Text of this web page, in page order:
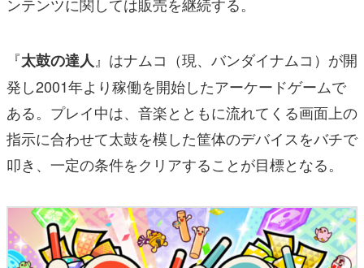
『太鼓の達人 』はナムコ（現、バンダイナムコ）が開
発し2001年より稼働を開始したアーケードゲームで
ある。プレイ中は、音楽とともに流れてくる画面上の
指示に合わせて太鼓を模した筐体のデバイスをバチで
叩き、一定の条件をクリアすることが目標となる。